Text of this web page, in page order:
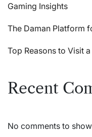
Gaming Insights
The Daman Platform
Top Reasons to Visit
Recent
No comments to